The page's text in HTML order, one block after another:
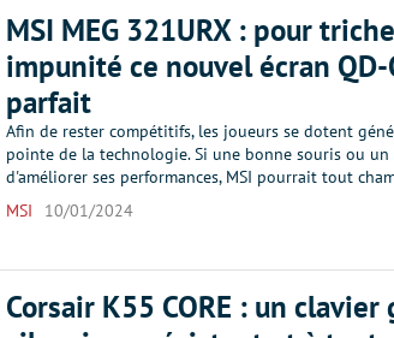
MSI MEG 321URX : pour
impunité ce nouvel écran QD-
parfait
Afin de rester compétitifs, les joueurs se dotent
pointe de la technologie. Si une bonne souris ou
d'améliorer ses performances, MSI pourrait tout
MSI
10/01/2024
Corsair K55 CORE : un clavier